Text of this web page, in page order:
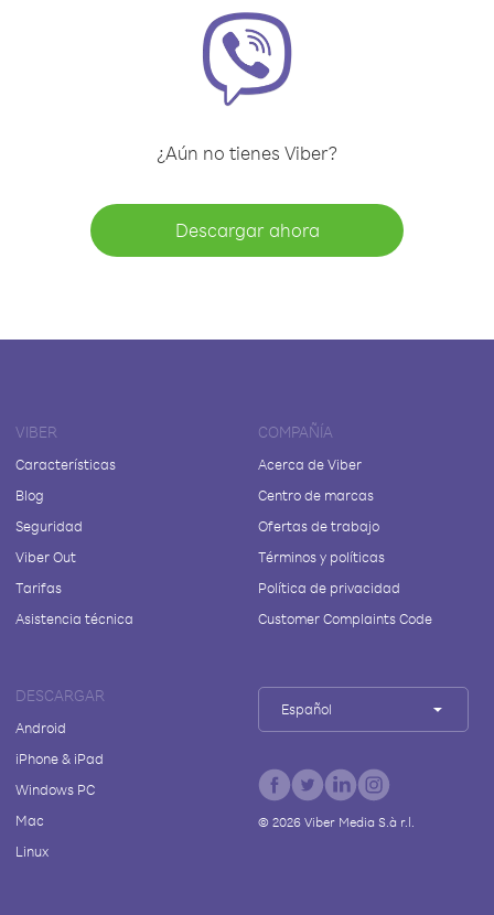
¿Aún no tienes Viber?
Descargar ahora
VIBER
Características
Blog
Seguridad
Viber Out
Tarifas
Asistencia técnica
COMPAÑÍA
Acerca de Viber
Centro de marcas
Ofertas de trabajo
Términos y políticas
Política de privacidad
Customer Complaints Code
DESCARGAR
Android
iPhone & iPad
Windows PC
Mac
Linux
Español
© 2026Viber Media S.à r.l.